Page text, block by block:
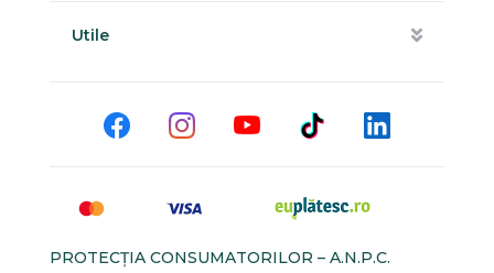
Utile
PROTECŢIA CONSUMATORILOR – A.N.P.C.